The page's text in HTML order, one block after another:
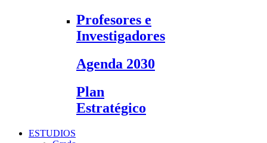
Profesores e
Investigadores
Agenda 2030
Plan
Estratégico
ESTUDIOS